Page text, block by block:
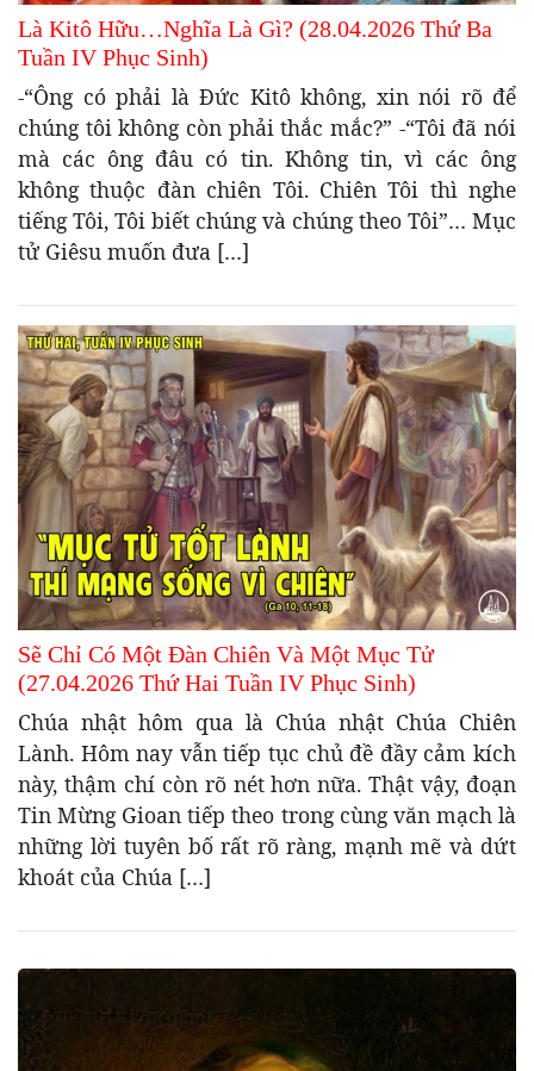
Là Kitô Hữu…Nghĩa Là Gì? (28.04.2026 Thứ Ba
Tuần IV Phục Sinh)
-“Ông có phải là Đức Kitô không, xin nói rõ để
chúng tôi không còn phải thắc mắc?” -“Tôi đã nói
mà các ông đâu có tin. Không tin, vì các ông
không thuộc đàn chiên Tôi. Chiên Tôi thì nghe
tiếng Tôi, Tôi biết chúng và chúng theo Tôi”… Mục
tử Giêsu muốn đưa […]
Sẽ Chỉ Có Một Đàn Chiên Và Một Mục Tử
(27.04.2026 Thứ Hai Tuần IV Phục Sinh)
Chúa nhật hôm qua là Chúa nhật Chúa Chiên
Lành. Hôm nay vẫn tiếp tục chủ đề đầy cảm kích
này, thậm chí còn rõ nét hơn nữa. Thật vậy, đoạn
Tin Mừng Gioan tiếp theo trong cùng văn mạch là
những lời tuyên bố rất rõ ràng, mạnh mẽ và dứt
khoát của Chúa […]